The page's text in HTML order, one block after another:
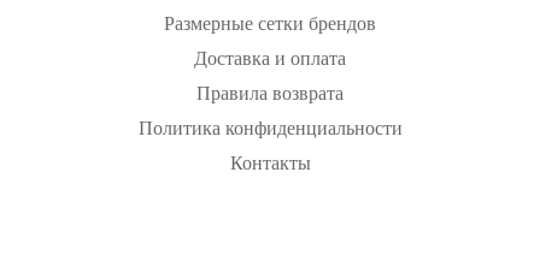
Размерные сетки брендов
Доставка и оплата
Правила возврата
Политика конфиденциальности
Контакты